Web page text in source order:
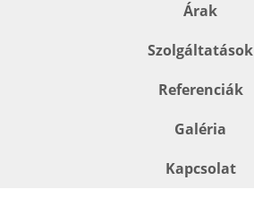
Árak
Szolgáltatások
Referenciák
Galéria
Kapcsolat